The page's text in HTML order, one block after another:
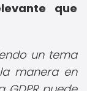
que
un tema
manera en